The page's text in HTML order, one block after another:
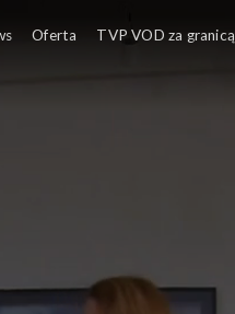
Oferta TVP VOD za granicą